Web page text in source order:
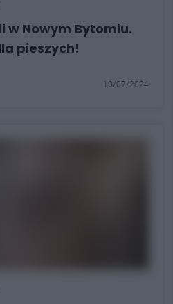
w Nowym Bytomiu.
pieszych!
10/07/2024